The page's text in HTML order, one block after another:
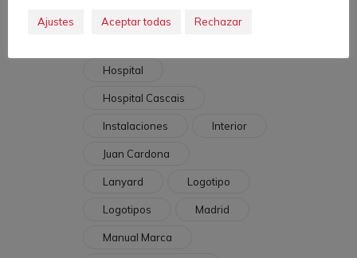
Hospital
Hospital Cascais
Instalaciones Interior
Juan Cardona
Lanyard Logotipo
Logotipos Madrid
Manual Marca
Ajustes Aceptar todas Rechazar